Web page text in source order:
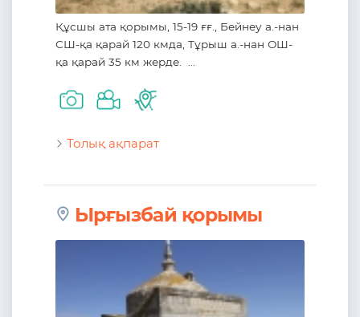
Құсшы ата қорымы, 15-19 ғғ., Бейнеу а.-нан
СШ-қа қарай 120 кмда, Тұрыш а.-нан ОШ-
қа қарай 35 км жерде. ...
Толық ақпарат
Ырғызбай қорымы